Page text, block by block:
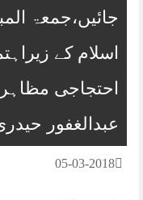
جائیں،جمعۃ
اسلام کے
احتجاجی
عبدالغفور
05-03-2018